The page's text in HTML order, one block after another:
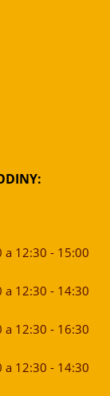
a 12:30 - 15:00
a 12:30 - 14:30
a 12:30 - 16:30
a 12:30 - 14:30